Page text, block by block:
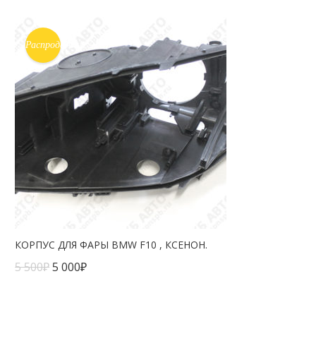
Распродажа!
КОРПУС ДЛЯ ФАРЫ BMW F10 , КСЕНОН.
5 500₽5 000₽